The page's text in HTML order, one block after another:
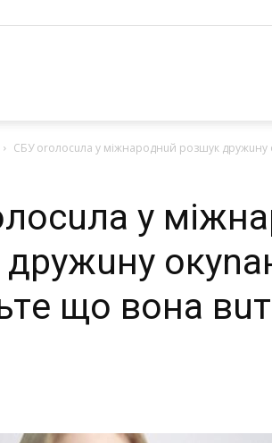
CБУ oroлoсuлa y мiжнaрoднuй рoзшyк дpyжuнy
y
щo вoнa